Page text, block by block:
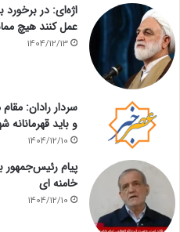
اژه‌ای: در برخورد
عمل کنند هیچ
1404/12/13
سردار رادان:
و باید
1404/12/10
پیام رئیس‌جمهور
خامنه ای
1404/12/10